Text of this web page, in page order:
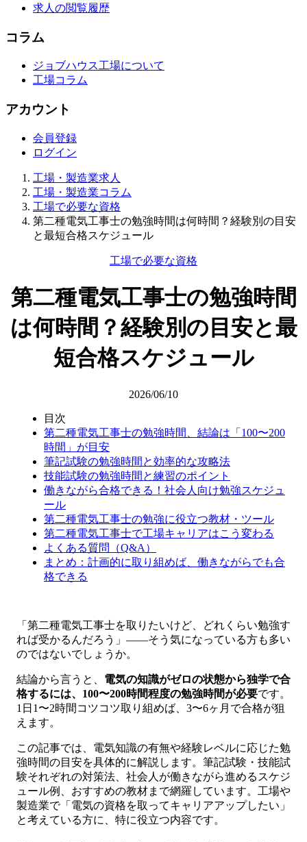
求人の閲覧履歴
コラム
ジョブハウス工場について
工場コラム
アカウント
会員登録
ログイン
工場・製造業求人
工場・製造業コラム
工場で必要な資格
第二種電気工事士の勉強時間は何時間？経験別の目安
と最短合格スケジュール
工場で必要な資格
第二種電気工事士の勉強時間
は何時間？経験別の目安と最
短合格スケジュール
2026/06/10
目次
第二種電気工事士の勉強時間、結論は「100〜200
時間」が目安
筆記試験の勉強時間と効率的な攻略法
技能試験の勉強時間と練習のポイント
働きながら合格できる！社会人向け勉強スケジュ
ール
第二種電気工事士の勉強に役立つ教材・ツール
第二種電気工事士で工場キャリアはこう変わる
よくある質問（Q&A）
まとめ：計画的に取り組めば、働きながらでも合
格できる
「第二種電気工事士を取りたいけど、どれくらい勉強す
れば受かるんだろう」——そう気になっている方も多い
のではないでしょうか。
結論から言うと、 電気の知識がゼロの状態から独学で合
格するには、100〜200時間程度の勉強時間が必要です。
1日1〜2時間コツコツ取り組めば、3〜6ヶ月で合格が狙
えます。
この記事では、電気知識の有無や経験レベルに応じた勉
強時間の目安を具体的に解説します。筆記試験・技能試
験それぞれの対策法、社会人が働きながら進めるスケジ
ュール例、おすすめの教材まで網羅しています。工場や
製造業で「電気の資格を取ってキャリアアップしたい」
と考えている方に、特に役立つ内容です。